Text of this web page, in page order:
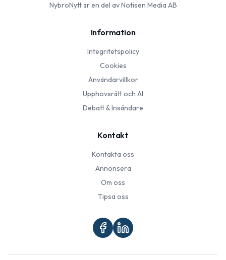
NybroNyttär en del av Notisen Media AB
Information
Integritetspolicy
Cookies
Användarvillkor
Upphovsrätt och AI
Debatt & Insändare
Kontakt
Kontakta oss
Annonsera
Om oss
Tipsa oss